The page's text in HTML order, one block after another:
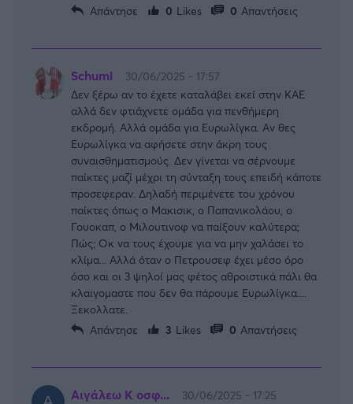
Απάντησε
0 Likes 0 Απαντήσεις
Schumi
30/06/2025 - 17:57
Δεν ξέρω αν το έχετε καταλάβει εκεί στην ΚΑΕ
αλλά δεν φτιάχνετε ομάδα για πενθήμερη
εκδρομή. Αλλά ομάδα για Ευρωλίγκα. Αν θες
Ευρωλίγκα να αφήσετε στην άκρη τους
συναισθηματισμούς. Δεν γίνεται να σέρνουμε
παίκτες μαζί μέχρι τη σύνταξη τους επειδή κάποτε
προσεφεραν. Δηλαδή περιμένετε του χρόνου
παίκτες όπως ο Μακισικ, ο Παπανικολάου, ο
Γουοκαπ, ο Μιλουτινοφ να παίξουν καλύτερα;
Πώς; Οκ να τους έχουμε για να μην χαλάσει το
κλίμα... Αλλά όταν ο Πετρουσεφ έχει μέσο όρο
όσο και οι 3 ψηλοί μας φέτος αθροιστικά πάλι θα
κλαιγομαστε που δεν θα πάρουμε Ευρωλίγκα....
Ξεκολλατε.
Απάντησε
3 Likes 0 Απαντήσεις
Αιγάλεω Κ οσφ...
30/06/2025 - 17:25